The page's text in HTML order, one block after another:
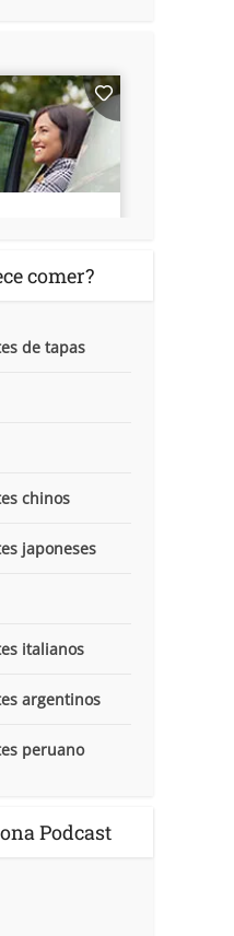
comer?
de tapas
chinos
japoneses
italianos
argentinos
peruano
Podcast